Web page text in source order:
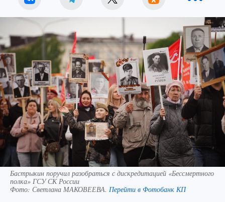
Бастрыкин поручил разобраться с дискредитацией «Бессмертного
полка» ГСУ СК России
Фото: Светлана МАКОВЕЕВА. Перейти в Фотобанк КП